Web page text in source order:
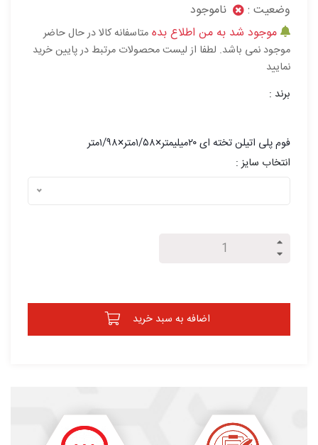
وضعیت :
ناموجود
موجود شد به من اطلاع بده متاسفانه کالا در حال حاضر
موجود نمی باشد. لطفا از لیست محصولات مرتبط در پایین خرید
نمایید
برند :
فوم پلی اتیلن تخته ای ۲۰میلیمتر×۱/۵۸متر×۱/۹۸متر
انتخاب سایز :
اضافه به سبد خرید